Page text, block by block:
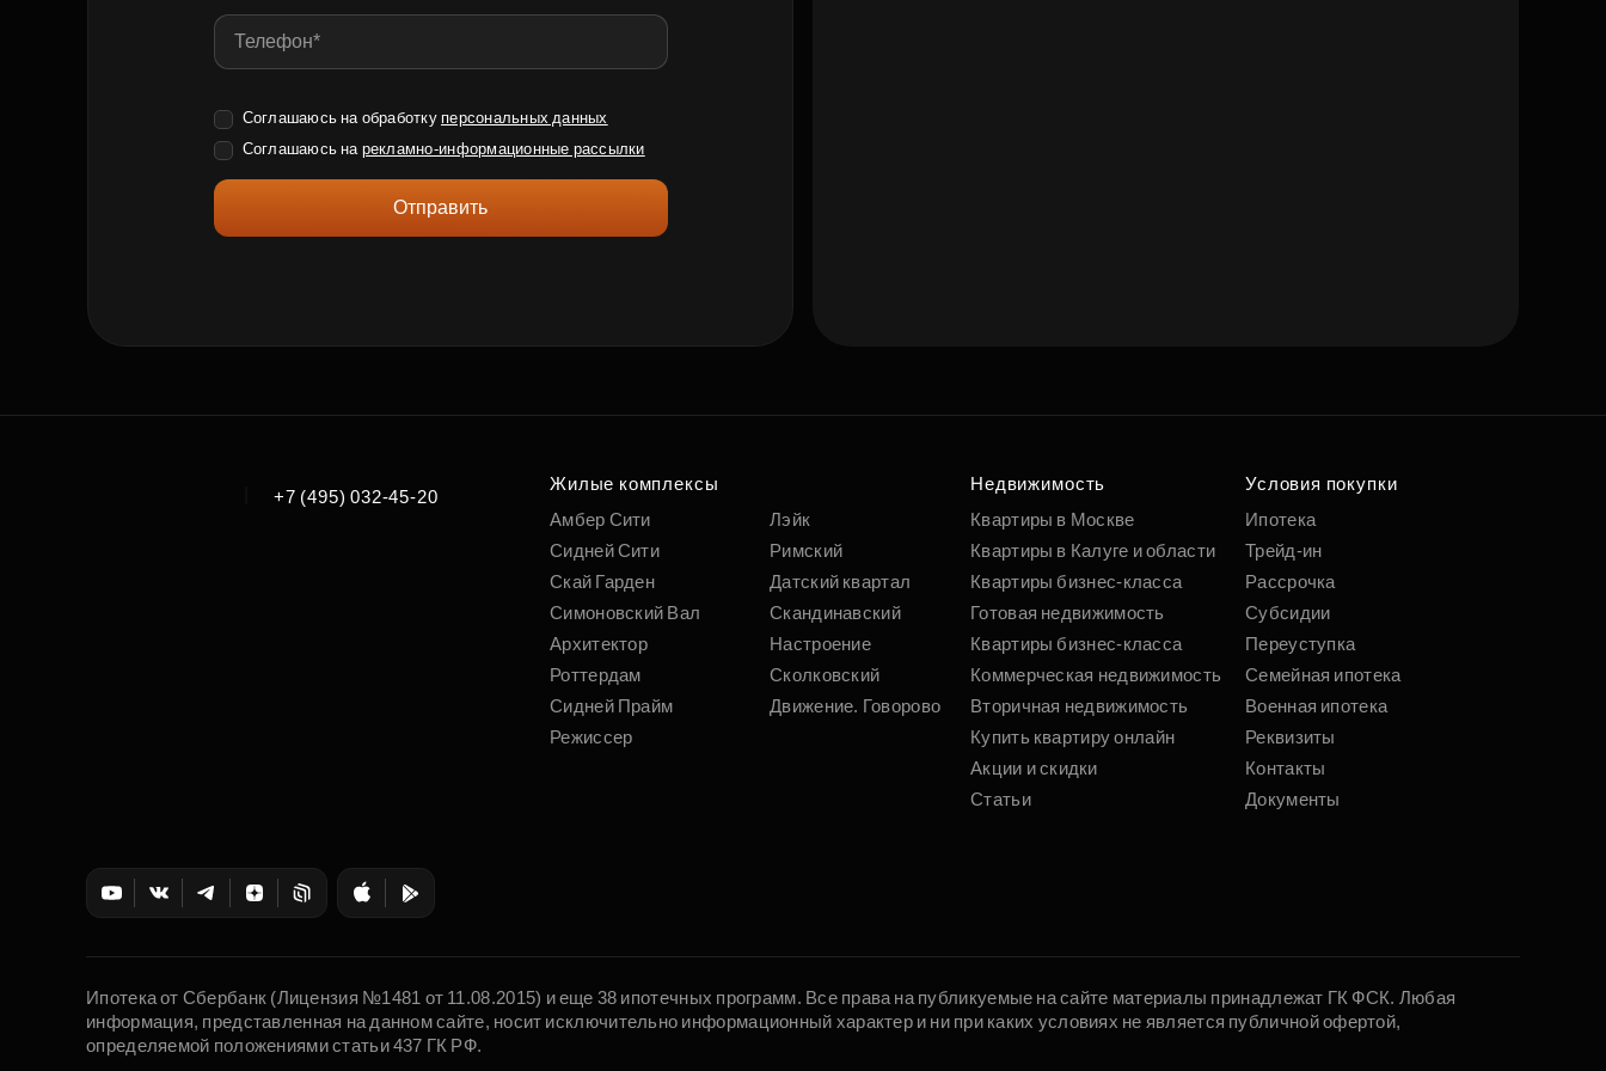
Соглашаюсь на обработку персональных данных
Соглашаюсь на рекламно-информационные рассылки
Отправить
+7 (495) 032-45-20
Жилые комплексы
Амбер Сити
Сидней Сити
Скай Гарден
Симоновский Вал
Архитектор
Роттердам
Сидней Прайм
Режиссер
Лэйк
Римский
Датский квартал
Скандинавский
Настроение
Сколковский
Движение. Говорово
Недвижимость
Квартиры в Москве
Квартиры в Калуге и области
Квартиры бизнес-класса
Готовая недвижимость
Квартиры бизнес-класса
Коммерческая недвижимость
Вторичная недвижимость
Купить квартиру онлайн
Акции и скидки
Статьи
Условия покупки
Ипотека
Трейд-ин
Рассрочка
Субсидии
Переуступка
Семейная ипотека
Военная ипотека
Реквизиты
Контакты
Документы
Ипотека от Сбербанк (Лицензия №1481 от 11.08.2015) и еще 38 ипотечных программ. Все права на публикуемые на сайте материалы принадлежат ГК ФСК. Любая
информация, представленная на данном сайте, носит исключительно информационный характер и ни при каких условиях не является публичной офертой,
определяемой положениями статьи 437 ГК РФ.